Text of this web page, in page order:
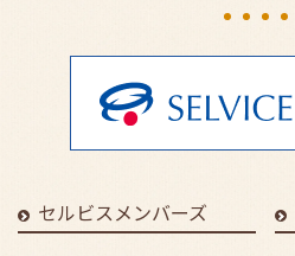
セルビスメンバーズ